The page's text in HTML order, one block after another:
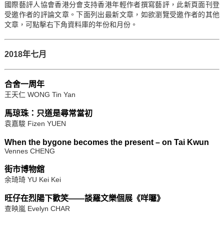
國際藝評人協會香港分會支持香港年輕作者撰寫藝評，此新頁面刊登
受邀作者的評論文章。下面列出最新文章，如欲瀏覽受邀作者的其他
文章，可點擊右下角資料庫的年份和月份。
2018年七月
合舍一周年
王天仁 WONG Tin Yan
馬琼珠：只道是尋常當初
袁嘉駿 Fizen YUEN
When the bygone becomes the present – on Tai Kwun
Vennes CHENG
街市博物舘
余琦琦 YU Kei Kei
旺仔在烈陽下歡笑——談羅文樂個展《咩囉》
查映嵐 Evelyn CHAR